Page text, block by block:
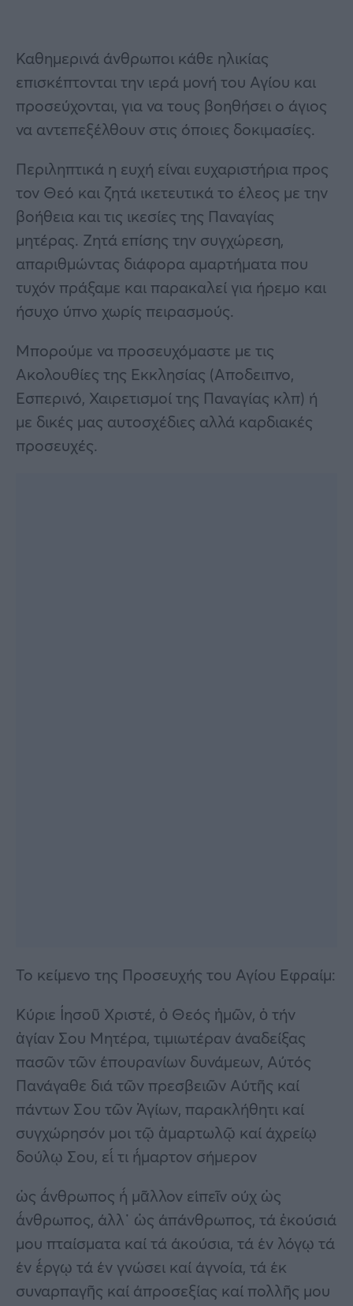
Καθημερινά άνθρωποι κάθε ηλικίας
επισκέπτονται την ιερά μονή του Αγίου και
προσεύχονται, για να τους βοηθήσει ο άγιος
να αντεπεξέλθουν στις όποιες δοκιμασίες.
Περιληπτικά η ευχή είναι ευχαριστήρια προς
τον Θεό και ζητά ικετευτικά το έλεος με την
βοήθεια και τις ικεσίες της Παναγίας
μητέρας. Zητά επίσης την συγχώρεση,
απαριθμώντας διάφορα αμαρτήματα που
τυχόν πράξαμε και παρακαλεί για ήρεμο και
ήσυχο ύπνο χωρίς πειρασμούς.
Μπορούμε να προσευχόμαστε με τις
Ακολουθίες της Εκκλησίας (Αποδειπνο,
Εσπερινό, Χαιρετισμοί της Παναγίας κλπ) ή
με δικές μας αυτοσχέδιες αλλά καρδιακές
προσευχές.
Το κείμενο της Προσευχής του Αγίου Εφραίμ:
Κύριε Ἰησοῦ Χριστέ, ὁ Θεός ἡμῶν, ὁ τήν
ἁγίαν Σου Μητέρα, τιμιωτέραν ἀναδείξας
πασῶν τῶν ἐπουρανίων δυνάμεων, Αὐτός
Πανάγαθε διά τῶν πρεσβειῶν Αὐτῆς καί
πάντων Σου τῶν Ἁγίων, παρακλήθητι καί
συγχώρησόν μοι τῷ ἁμαρτωλῷ καί ἀχρείῳ
δούλῳ Σου, εἴ τι ἤμαρτον σήμερον
ὡς ἄνθρωπος ἤ μᾶλλον εἰπεῖν οὐχ ὡς
ἄνθρωπος, ἀλλ᾿ ὡς ἀπάνθρωπος, τά ἑκούσιά
μου πταίσματα καί τά ἀκούσια, τά ἐν λόγῳ τά
ἐν ἔργῳ τά ἐν γνώσει καί ἀγνοία, τά ἐκ
συναρπαγῆς καί ἀπροσεξίας καί πολλῆς μου